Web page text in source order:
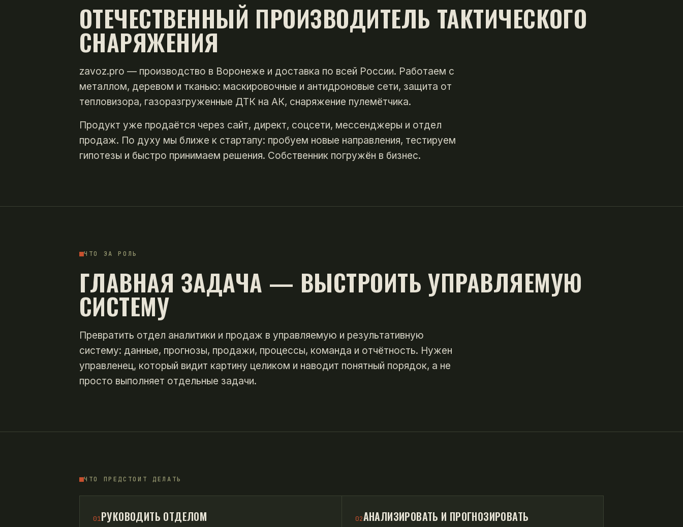
ОТЕЧЕСТВЕННЫЙ ПРОИЗВОДИТЕЛЬ ТАКТИЧЕСКОГО
СНАРЯЖЕНИЯ
zavoz.pro — производство в Воронеже и доставка по всей России. Работаем с
металлом, деревом и тканью: маскировочные и антидроновые сети, защита от
тепловизора, газоразгруженные ДТК на АК, снаряжение пулемётчика.
Продукт уже продаётся через сайт, директ, соцсети, мессенджеры и отдел
продаж. По духу мы ближе к стартапу: пробуем новые направления, тестируем
гипотезы и быстро принимаем решения. Собственник погружён в бизнес.
ЧТО ЗА РОЛЬ
ГЛАВНАЯ ЗАДАЧА — ВЫСТРОИТЬ УПРАВЛЯЕМУЮ
СИСТЕМУ
Превратить отдел аналитики и продаж в управляемую и результативную
систему: данные, прогнозы, продажи, процессы, команда и отчётность. Нужен
управленец, который видит картину целиком и наводит понятный порядок, а не
просто выполняет отдельные задачи.
ЧТО ПРЕДСТОИТ ДЕЛАТЬ
01РУКОВОДИТЬ ОТДЕЛОМ 02АНАЛИЗИРОВАТЬ И ПРОГНОЗИРОВАТЬ